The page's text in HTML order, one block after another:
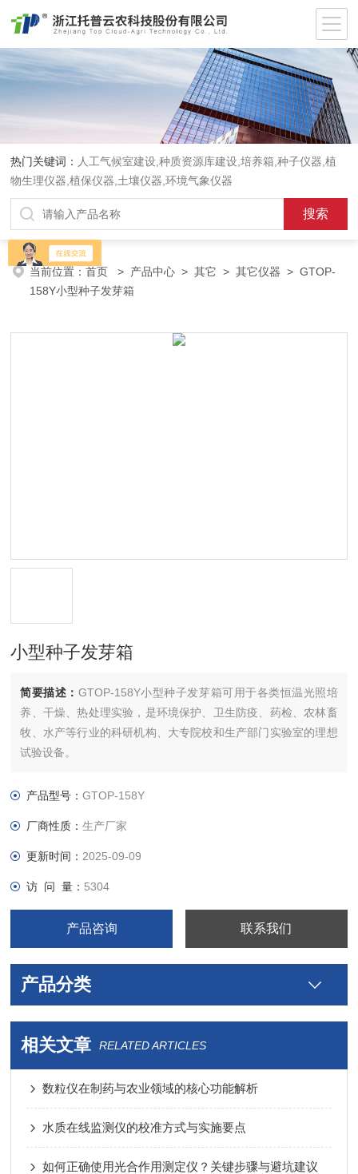
热门关键词： 人工气候室建设,种质资源库建设,培养箱,种子仪器,植
物生理仪器,植保仪器,土壤仪器,环境气象仪器
当前位置：首页 > 产品中心 >其它 >其它仪器 > GTOP-
158Y小型种子发芽箱
小型种子发芽箱
简要描述： GTOP-158Y小型种子发芽箱可用于各类恒温光照培
养、干燥、热处理实验，是环境保护、卫生防疫、药检、农林畜
牧、水产等行业的科研机构、大专院校和生产部门实验室的理想
试验设备。
产品型号：GTOP-158Y
厂商性质：生产厂家
更新时间： 2025-09-09
访 问 量： 5304
产品咨询 联系我们
产品分类
相关文章 RELATED ARTICLES
数粒仪在制药与农业领域的核心功能解析
水质在线监测仪的校准方式与实施要点
如何正确使用光合作用测定仪？关键步骤与避坑建议